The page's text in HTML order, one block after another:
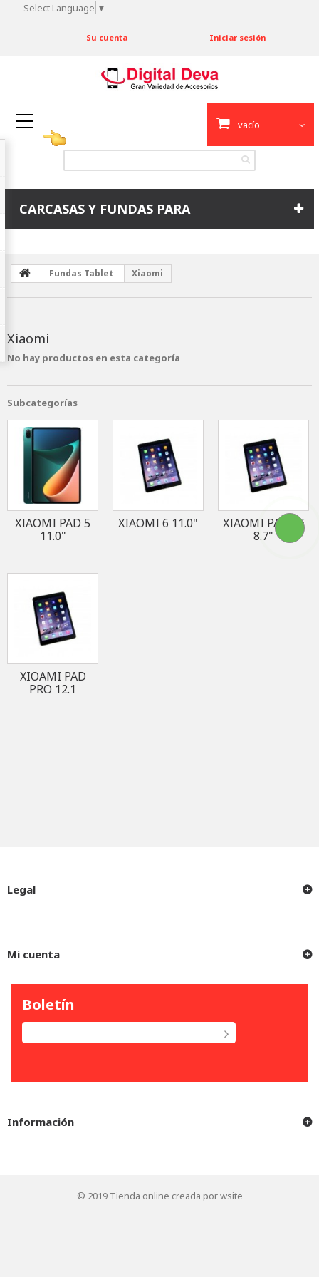
Select Language ▼
Iniciar sesión
Su cuenta
vacío
CARCASAS Y FUNDAS PARA
Fundas Tablet Xiaomi
Xiaomi
No hay productos en esta categoría
Subcategorías
XIAOMI PAD 5
11.0"
XIAOMI 6 11.0"
XIAOMI PAD SE
8.7"
XIOAMI PAD
PRO 12.1
Legal
© 2019 Tienda online creada por wsite
Mi cuenta
Boletín
Información